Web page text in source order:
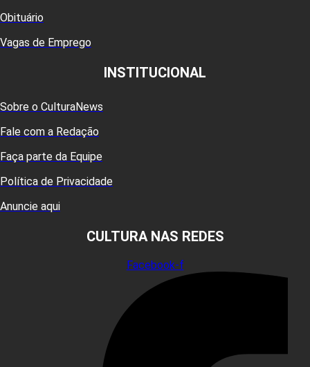
Obituário
Vagas de Emprego
INSTITUCIONAL
Sobre o CulturaNews
Fale com a Redação
Faça parte da Equipe
Política de Privacidade
Anuncie aqui
CULTURA NAS REDES
Facebook-f